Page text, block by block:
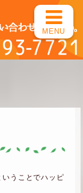
うことでハッピ
MENU